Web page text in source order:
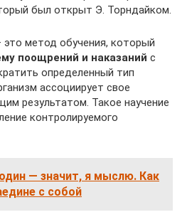
был открыт Э. Торндайком.
это метод обучения, который
поощрений и наказаний с
определенный тип
ассоциирует свое
результатом. Такое научение
контролируемого
— значит, я мыслю. Как
с собой